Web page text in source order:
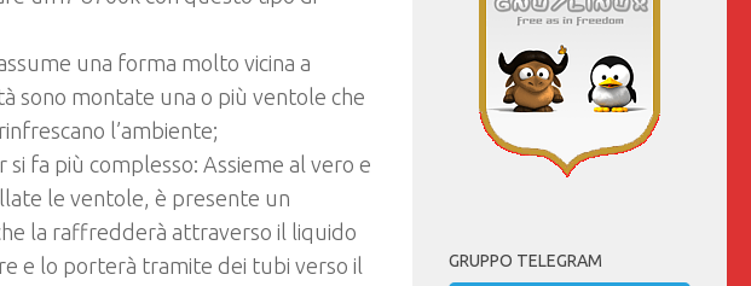
una forma molto vicina a
sono montate una o più ventole che
l’ambiente;
fa più complesso: Assieme al vero e
le ventole, è presente un
la raffredderà attraverso il liquido
e lo porterà tramite dei tubi verso il
GRUPPO TELEGRAM